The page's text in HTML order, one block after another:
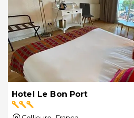
Hotel Le Bon Port